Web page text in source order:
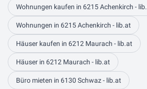
Wohnungen kaufen in 6215 Achenkirch -
Wohnungen in 6215 Achenkirch - lib.at
Häuser kaufen in 6212 Maurach - lib.at
Häuser in 6212 Maurach - lib.at
Büro mieten in 6130 Schwaz - lib.at